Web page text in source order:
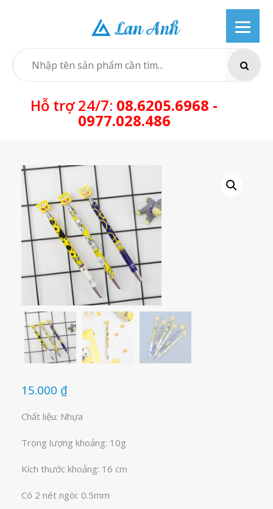
SEARCH
Hỗ trợ 24/7: 08.6205.6968 -
0977.028.486
15.000 ₫
Chất liệu: Nhựa
Trọng lượng khoảng: 10g
Kích thước khoảng: 16 cm
Có 2 nét ngòi: 0.5mm